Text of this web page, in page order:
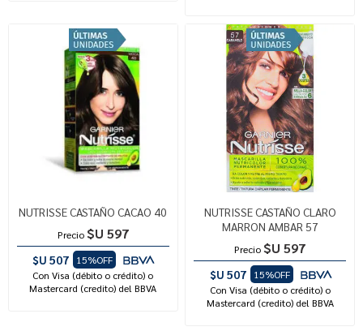
NUTRISSE CASTAÑO CACAO 40
Precio $U 597
$U 507
15%OFF
Con Visa (débito o crédito) o
Mastercard (credito) del BBVA
NUTRISSE CASTAÑO CLARO
MARRON AMBAR 57
Precio $U 597
$U 507
15%OFF
Con Visa (débito o crédito) o
Mastercard (credito) del BBVA